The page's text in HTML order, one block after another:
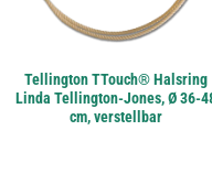
Tellington TTouch® Halsring
Linda Tellington-Jones, Ø 36-
cm, verstellbar